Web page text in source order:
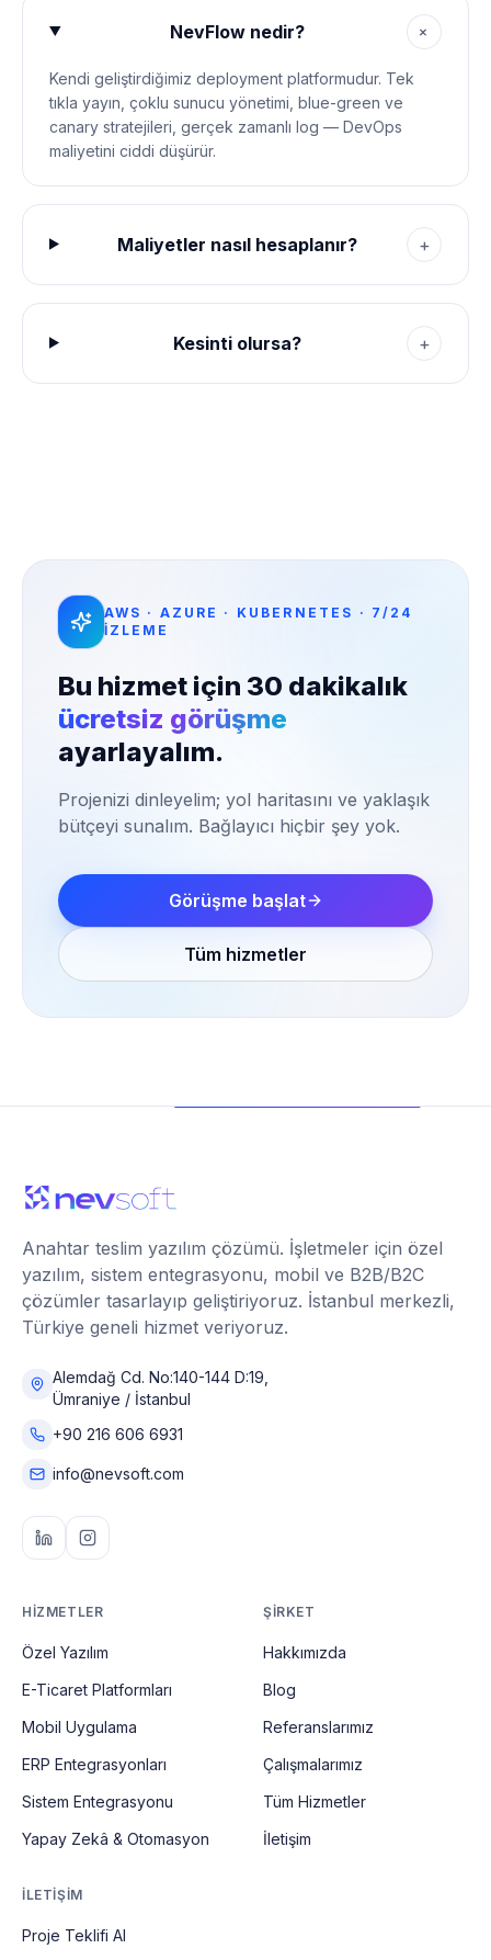
NevFlow nedir? +
Kendi geliştirdiğimiz deployment platformudur. Tek
tıkla yayın, çoklu sunucu yönetimi, blue-green ve
canary stratejileri, gerçek zamanlı log — DevOps
maliyetini ciddi düşürür.
Maliyetler nasıl hesaplanır? +
Kesinti olursa? +
AWS · AZURE · KUBERNETES · 7/24
IZLEME
Bu hizmet için 30 dakikalık
ücretsiz görüşme
ayarlayalım.
Projenizi dinleyelim; yol haritasını ve yaklaşık
bütçeyi sunalım. Bağlayıcı hiçbir şey yok.
Görüşme başlat
Tüm hizmetler
Anahtar teslim yazılım çözümü. İşletmeler için özel
yazılım, sistem entegrasyonu, mobil ve B2B/B2C
çözümler tasarlayıp geliştiriyoruz. İstanbul merkezli,
Türkiye geneli hizmet veriyoruz.
Alemdağ Cd. No:140-144 D:19
Ümraniye / İstanbul
+90 216 606 6931
info@nevsoft.com
HIZMETLER
Özel Yazılım
E-Ticaret Platformları
Mobil Uygulama
ERP Entegrasyonları
Sistem Entegrasyonu
Yapay Zekâ & Otomasyon
ŞIRKET
Hakkımızda
Blog
Referanslarımız
Çalışmalarımız
Tüm Hizmetler
İletişim
İLETIŞIM
Proje Teklifi Al